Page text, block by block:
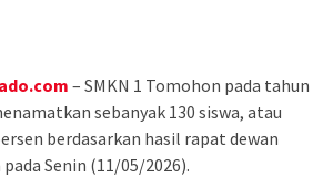
– SMKN 1 Tomohon pada tahun
sebanyak 130 siswa, atau
berdasarkan hasil rapat dewan
Senin (11/05/2026).